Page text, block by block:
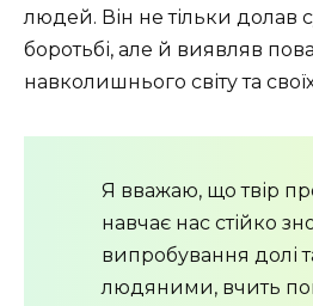
людей. Він не тільки долав
боротьбі, але й виявляв
навколишнього світу та
Я вважаю, що твір
навчає нас стійко
випробування долі
людяними, вчить